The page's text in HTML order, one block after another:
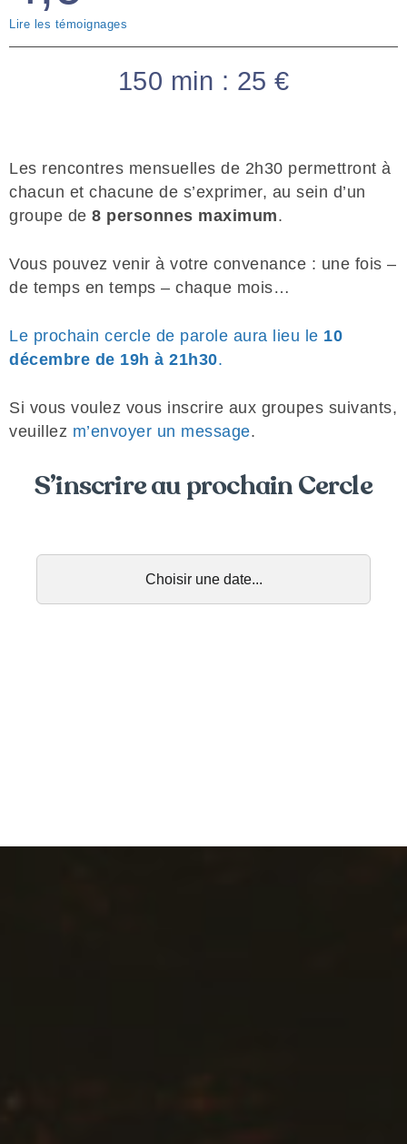
cohabiter sans contradiction.
Lire les témoignages
150 min : 25 €
Les rencontres mensuelles de 2h30 permettront à
chacun et chacune de s’exprimer, au sein d’un
groupe de 8 personnes maximum.
Vous pouvez venir à votre convenance : une fois –
de temps en temps – chaque mois…
Le prochain cercle de parole aura lieu le 10
décembre de 19h à 21h30.
Si vous voulez vous inscrire aux groupes suivants,
veuillez m’envoyer un message.
S’inscrire au prochain Cercle